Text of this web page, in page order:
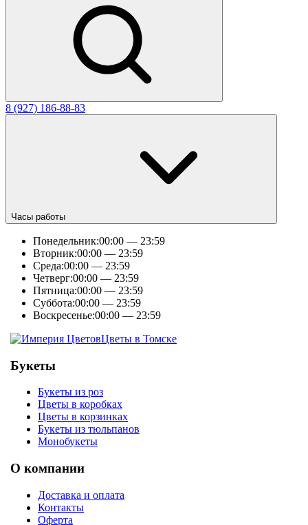
8 (927) 186-88-83
Часы работы
Понедельник:00:00 — 23:59
Вторник:00:00 — 23:59
Среда:00:00 — 23:59
Четверг:00:00 — 23:59
Пятница:00:00 — 23:59
Суббота:00:00 — 23:59
Воскресенье:00:00 — 23:59
Цветы в Томске
Букеты
Букеты из роз
Цветы в коробках
Цветы в корзинках
Букеты из тюльпанов
Монобукеты
О компании
Доставка и оплата
Контакты
Оферта